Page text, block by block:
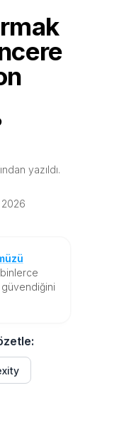
yazıldı.